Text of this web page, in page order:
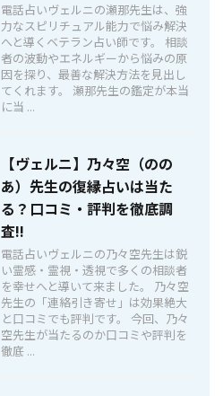
電話占いヴェルニの瀬那先生は、強
力なスピリチュアル能力で悩み解決
へと導くベテラン占い師です。 相談
者の波動やエネルギーから悩みの原
因を探り、最善な解決方法を見出し
てくれます。 瀬那先生の鑑定が本当
に当 ...
【ヴェルニ】乃々空（のの
あ）先生の復縁占いは当た
る？口コミ・評判を徹底調
査!!
電話占いヴェルニの乃々空先生は鋭
い霊感・霊視・透視で多くの相談者
を幸せへと導いて来ました。 乃々空
先生の「連絡引き寄せ」は効果絶大
と口コミでも評判です。 今回、乃々
空先生が当たるのか口コミや評判を
徹底 ...